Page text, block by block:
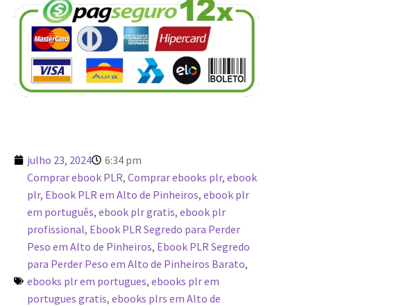
julho 23, 2024
6:34 pm
Comprar ebook PLR, Comprar ebooks plr, ebook
plr, Ebook PLR em Alto de Pinheiros, ebook plr
em português, ebook plr gratis, ebook plr
profissional, Ebook PLR Segredo para Perder
Peso em Alto de Pinheiros, Ebook PLR Segredo
para Perder Peso em Alto de Pinheiros Barato,
ebooks plr em portugues, ebooks plr em
portugues gratis, ebooks plrs em Alto de